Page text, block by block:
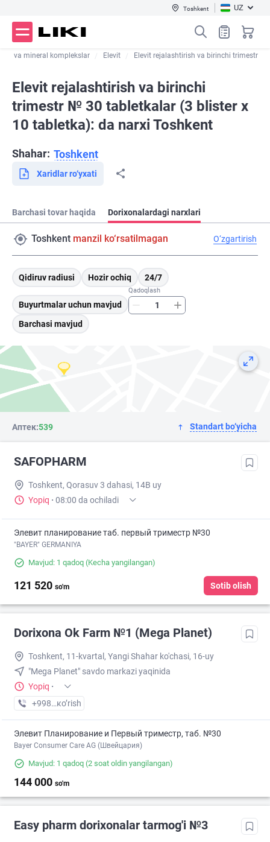
Toshkent UZ
va mineral komplekslar Elevit Elevit rejalashtirish va birinchi trimestr
Elevit rejalashtirish va birinchi
trimestr № 30 tabletkalar (3 blister х
10 tabletka): da narxi Toshkent
Shahar: Toshkent
Xaridlar ro‘yxati
Barchasi tovar haqida Dorixonalardagi narxlari
Toshkent manzil ko‘rsatilmagan O‘zgartirish
Qidiruv radiusi Hozir ochiq 24/7
Buyurtmalar uchun mavjud
Qadoqlash
Barchasi mavjud
Аптек:539 Standart bo‘yicha
SAFOPHARM
Toshkent, Qorasuv 3 dahasi, 14B uy
Yopiq · 08:00 da ochiladi
Элевит планирование таб. первый триместр №30
"BAYER" GERMANIYA
Mavjud: 1 qadoq (Kecha yangilangan)
121 520 so'm Sotib olish
Dorixona Ok Farm №1 (Mega Planet)
Toshkent, 11-kvartal, Yangi Shahar ko'chasi, 16-uy
"Mega Planet" savdo markazi yaqinida
Yopiq ·
+998 (90) XXX-XX-XX
кo’rish
Элевит Планирование и Первый триместр, таб. №30
Bayer Consumer Care AG (Швейцария)
Mavjud: 1 qadoq (2 soat oldin yangilangan)
144 000 so'm
Easy pharm dorixonalar tarmog'i №3